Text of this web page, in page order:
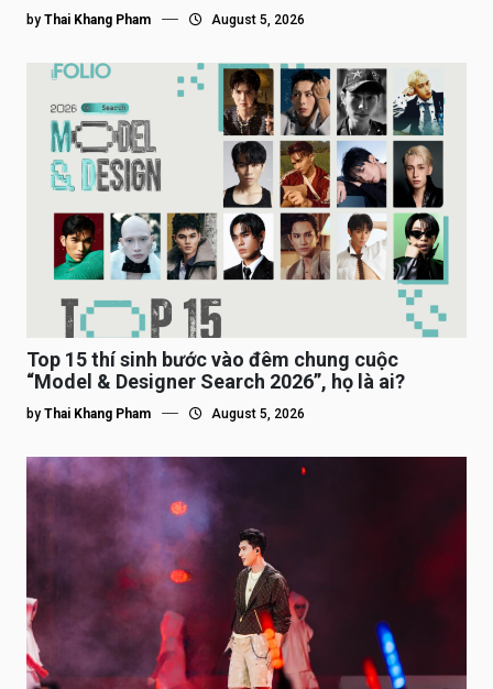
by Thai Khang Pham August 5, 2026
Top 15 thí sinh bước vào đêm chung cuộc
“Model & Designer Search 2026”, họ là ai?
by Thai Khang Pham August 5, 2026